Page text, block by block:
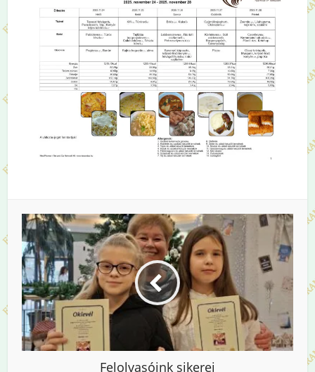
Felolvasóink sikerei